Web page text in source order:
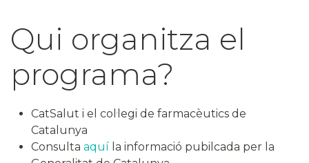
Qui organitza el
programa?
CatSalut i el col·legi de farmacèutics de
Catalunya
Consulta aquí la informació pubilcada per la